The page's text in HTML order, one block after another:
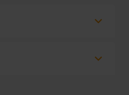
von der zu
Denken, Hands-on-